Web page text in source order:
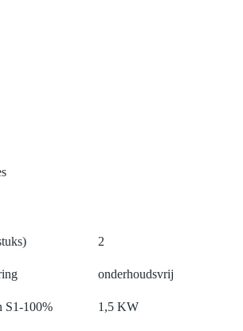
2
onderhoudsvrij
S1-100% 1,5 KW